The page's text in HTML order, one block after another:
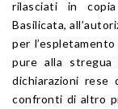
rilasciati in
Basilicata,
per
pure alla
dichiarazioni rese
confronti di altro